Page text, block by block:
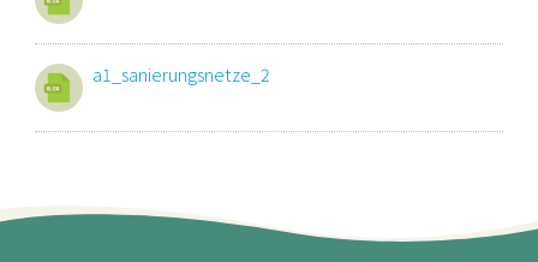
a1_sanierungsnetze_2